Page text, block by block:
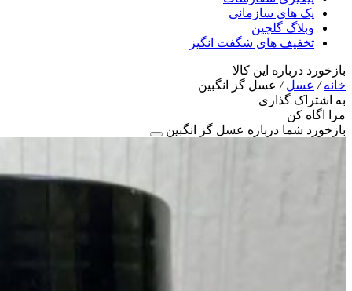
پک های سازمانی
وبلاگ گلچین
تخفیف های شگفت انگیز
بازخورد درباره این کالا
خانه/ عسل/ عسل گز انگبین
به اشتراک گذاری
مرا اگاه کن
بازخورد شما درباره عسل گز انگبین